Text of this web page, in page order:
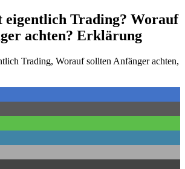
eigentlich Trading? Worauf
achten? Erklärung